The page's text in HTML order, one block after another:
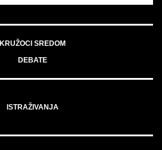
KRUŽOCI SREDOM
DEBATE
ISTRAŽIVANJA